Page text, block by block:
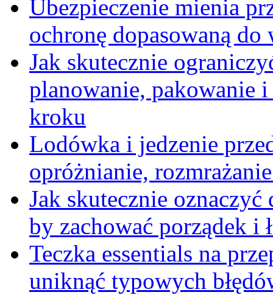
Ubezpieczenie mienia
ochronę dopasowaną
Jak skutecznie
planowanie, pakowanie
kroku
Lodówka i jedzenie
opróżnianie,
Jak skutecznie
by zachować porządek i
Teczka essentials na
uniknąć typowych